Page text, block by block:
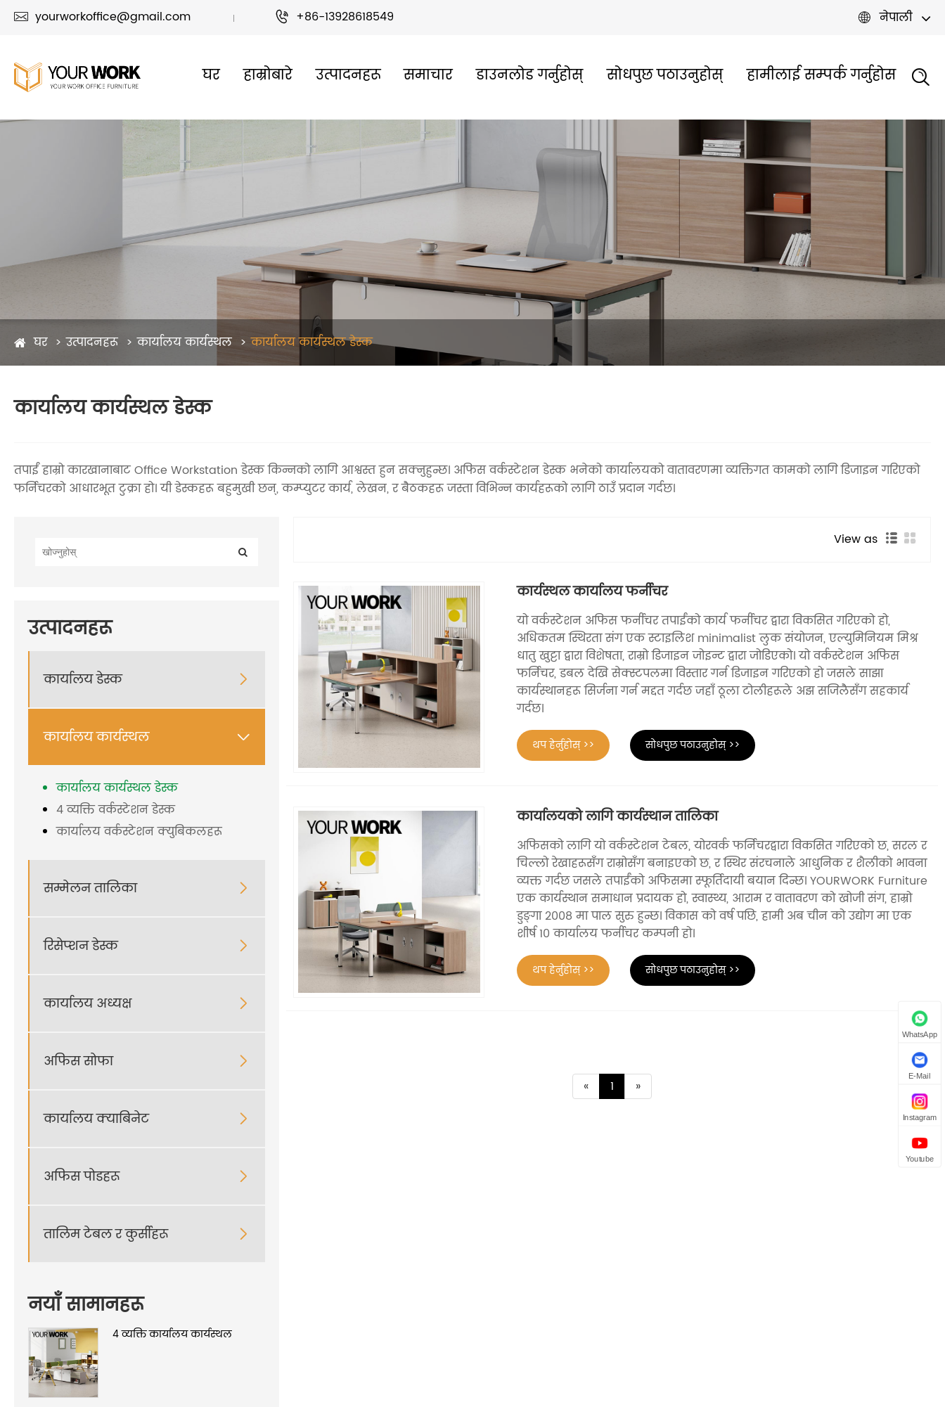
 yourworkoffice@gmail.com  +86-13928618549  नेपाली
घर हाम्रोबारे उत्पादनहरू समाचार डाउनलोड गर्नुहोस् सोधपुछ पठाउनुहोस् हामीलाई सम्पर्क गर्नुहोस
घर उत्पादनहरू कार्यालय कार्यस्थल कार्यालय कार्यस्थल डेस्क
कार्यालय कार्यस्थल डेस्क
तपाईं हाम्रो कारखानाबाट Office Workstation डेस्क किन्नको लागि आश्वस्त हुन सक्नुहुन्छ। अफिस वर्कस्टेशन डेस्क भनेको कार्यालयको वातावरणमा व्यक्तिगत कामको लागि डिजाइन गरिएको
फर्निचरको आधारभूत टुक्रा हो। यी डेस्कहरू बहुमुखी छन्, कम्प्युटर कार्य, लेखन, र बैठकहरू जस्ता विभिन्न कार्यहरूको लागि ठाउँ प्रदान गर्दछ।
उत्पादनहरू
कार्यालय डेस्क 
कार्यालय कार्यस्थल 
कार्यालय कार्यस्थल डेस्क
4 व्यक्ति वर्कस्टेशन डेस्क
कार्यालय वर्कस्टेशन क्युबिकलहरू
सम्मेलन तालिका 
रिसेप्शन डेस्क 
कार्यालय अध्यक्ष 
अफिस सोफा 
कार्यालय क्याबिनेट 
अफिस पोडहरू 
तालिम टेबल र कुर्सीहरू 
नयाँ सामानहरू
4 व्यक्ति कार्यालय कार्यस्थल
View as
कार्यस्थल कार्यालय फर्नीचर
यो वर्कस्टेशन अफिस फर्नीचर तपाईंको कार्य फर्नीचर द्वारा विकसित गरिएको हो,
अधिकतम स्थिरता संग एक स्टाइलिश minimalist लुक संयोजन, एल्युमिनियम मिश्र
धातु खुट्टा द्वारा विशेषता, राम्रो डिजाइन जोइन्ट द्वारा जोडिएको। यो वर्कस्टेशन अफिस
फर्निचर, डबल देखि सेक्स्टपलमा विस्तार गर्न डिजाइन गरिएको हो जसले साझा
कार्यस्थानहरू सिर्जना गर्न मद्दत गर्दछ जहाँ ठूला टोलीहरूले अझ सजिलैसँग सहकार्य
गर्दछ।
थप हेर्नुहोस् >> सोधपुछ पठाउनुहोस् >>
कार्यालयको लागि कार्यस्थान तालिका
अफिसको लागि यो वर्कस्टेशन टेबल, योरवर्क फर्निचरद्वारा विकसित गरिएको छ, सरल र
चिल्लो रेखाहरूसँग राम्रोसँग बनाइएको छ, र स्थिर संरचनाले आधुनिक र शैलीको भावना
व्यक्त गर्दछ जसले तपाईंको अफिसमा स्फूर्तिदायी बयान दिन्छ। YOURWORK Furniture
एक कार्यस्थान समाधान प्रदायक हो, स्वास्थ्य, आराम र वातावरण को खोजी संग, हाम्रो
डुङ्गा 2008 मा पाल सुरु हुन्छ। विकास को वर्ष पछि, हामी अब चीन को उद्योग मा एक
शीर्ष 10 कार्यालय फर्नीचर कम्पनी हो।
थप हेर्नुहोस् >> सोधपुछ पठाउनुहोस् >>
« 1 »
WhatsApp
E-Mail
Instagram
Youtube